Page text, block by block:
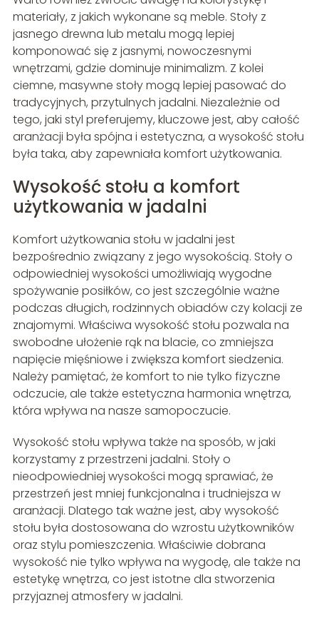
materiały, z jakich wykonane są meble. Stoły z
jasnego drewna lub metalu mogą lepiej
komponować się z jasnymi, nowoczesnymi
wnętrzami, gdzie dominuje minimalizm. Z kolei
ciemne, masywne stoły mogą lepiej pasować do
tradycyjnych, przytulnych jadalni. Niezależnie od
tego, jaki styl preferujemy, kluczowe jest, aby całość
aranżacji była spójna i estetyczna, a wysokość stołu
była taka, aby zapewniała komfort użytkowania.
Wysokość stołu a komfort
użytkowania w jadalni
Komfort użytkowania stołu w jadalni jest
bezpośrednio związany z jego wysokością. Stoły o
odpowiedniej wysokości umożliwiają wygodne
spożywanie posiłków, co jest szczególnie ważne
podczas długich, rodzinnych obiadów czy kolacji ze
znajomymi. Właściwa wysokość stołu pozwala na
swobodne ułożenie rąk na blacie, co zmniejsza
napięcie mięśniowe i zwiększa komfort siedzenia.
Należy pamiętać, że komfort to nie tylko fizyczne
odczucie, ale także estetyczna harmonia wnętrza,
która wpływa na nasze samopoczucie.
Wysokość stołu wpływa także na sposób, w jaki
korzystamy z przestrzeni jadalni. Stoły o
nieodpowiedniej wysokości mogą sprawiać, że
przestrzeń jest mniej funkcjonalna i trudniejsza w
aranżacji. Dlatego tak ważne jest, aby wysokość
stołu była dostosowana do wzrostu użytkowników
oraz stylu pomieszczenia. Właściwie dobrana
wysokość nie tylko wpływa na wygodę, ale także na
estetykę wnętrza, co jest istotne dla stworzenia
przyjaznej atmosfery w jadalni.